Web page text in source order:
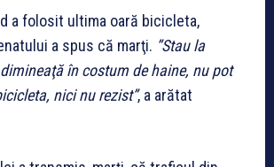
a folosit ultima oară bicicleta,
a spus că marţi. ”Stau la
în costum de haine, nu pot
nici nu rezist”, a arătat